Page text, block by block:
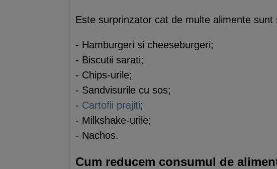
Este surprinzator cat de multe alimente
- Hamburgeri si cheeseburgeri;
- Biscutii sarati;
- Chips-urile;
- Sandvisurile cu sos;
- Cartofii prajiti;
- Milkshake-urile;
- Nachos.
Cum reducem consumul de